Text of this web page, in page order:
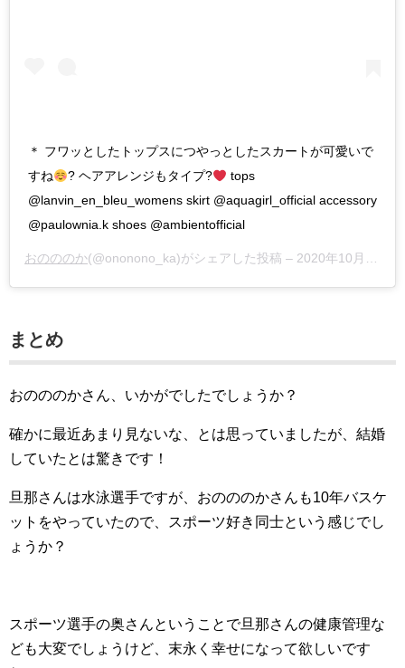
＊ フワッとしたトップスにつやっとしたスカートが可愛いで
すね
? ヘアアレンジもタイプ?
tops
@lanvin_en_bleu_womens skirt @aquagirl_official accessory
@paulownia.k shoes @ambientofficial
おのののか(@ononono_ka)がシェアした投稿 – 2020年10月月14日午後6時59分PDT
まとめ
おのののかさん、いかがでしたでしょうか？
確かに最近あまり見ないな、とは思っていましたが、結婚
していたとは驚きです！
旦那さんは水泳選手ですが、おのののかさんも10年バスケ
ットをやっていたので、スポーツ好き同士という感じでし
ょうか？
スポーツ選手の奥さんということで旦那さんの健康管理な
ども大変でしょうけど、末永く幸せになって欲しいです